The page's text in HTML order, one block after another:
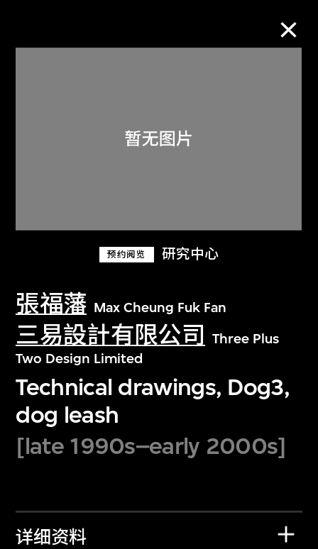
预约阅览 研究中心
張福藩 Max Cheung Fuk Fan
三易設計有限公司
Three Plus
Two Design Limited
Technical drawings, Dog3,
dog leash
[late 1990s–early 2000s]
详细资料
关于M+藏品
探索世界顶级的二十及二十一世纪视觉
文化藏品。